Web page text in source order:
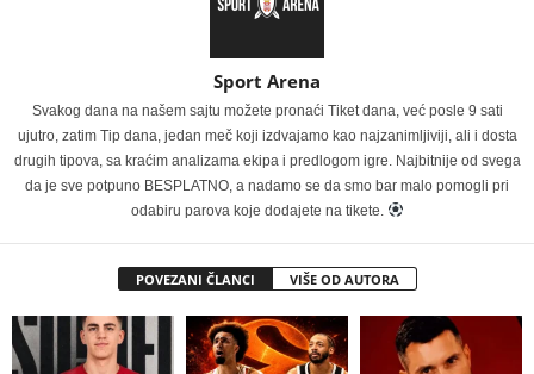
Sport Arena
Svakog dana na našem sajtu možete pronaći Tiket dana, već posle 9 sati
ujutro, zatim Tip dana, jedan meč koji izdvajamo kao najzanimljiviji, ali i dosta
drugih tipova, sa kraćim analizama ekipa i predlogom igre. Najbitnije od svega
da je sve potpuno BESPLATNO, a nadamo se da smo bar malo pomogli pri
odabiru parova koje dodajete na tikete.
POVEZANI ČLANCI VIŠE OD AUTORA